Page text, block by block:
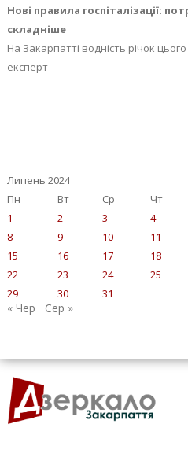
Нові правила госпіталізації:
складніше
На Закарпатті водність річок
експерт
Липень 2024
Пн
Вт Ср Чт
1
2 3 4
8
9 10 11
15
16 17 18
22
23 24 25
29
30 31
« Чер Сер »